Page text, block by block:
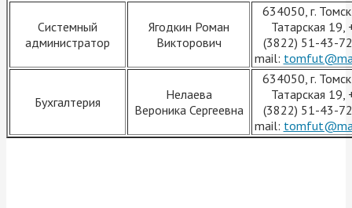
Системный
администратор
Ягодкин Роман
Викторович
634050, г.
Татарская 19,
(3822) 51-43-
mail:
Бухгалтерия
Нелаева
Вероника Сергеевна
634050, г.
Татарская 19,
(3822) 51-43-
mail: